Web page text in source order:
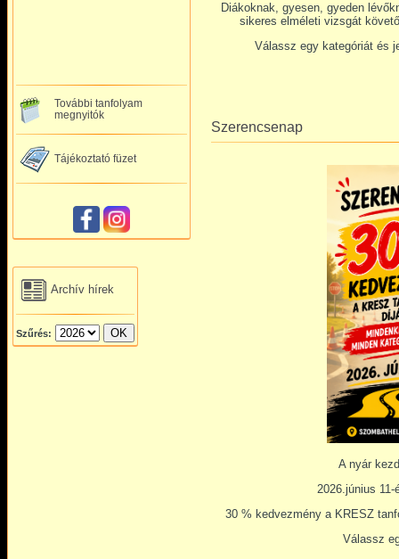
További tanfolyam
megnyitók
Tájékoztató füzet
Archív hírek
Szűrés:
Diákoknak, gyesen, gyeden
sikeres elméleti vizsgát
Válassz egy kategóriát és
Szerencsenap
A nyár
2026.június
30 % kedvezmény a KRESZ
Válassz